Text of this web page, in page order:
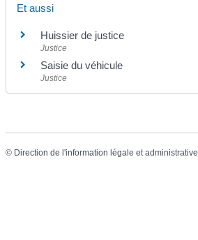
Et aussi
Huissier de justice
Justice
Saisie du véhicule
Justice
© Direction de l'information légale et administrative